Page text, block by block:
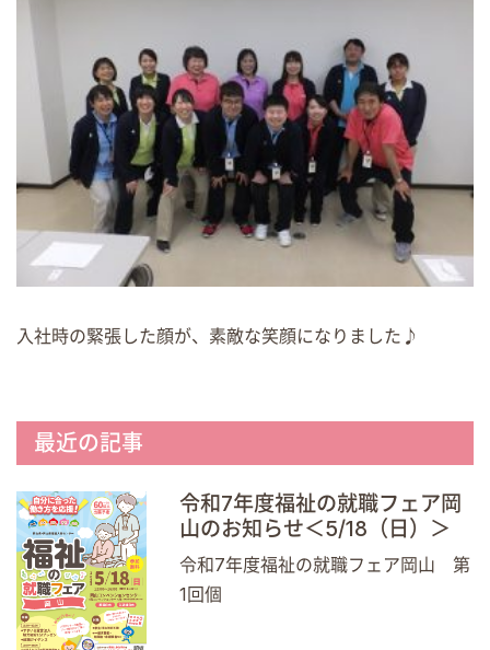
入社時の緊張した顔が、素敵な笑顔になりました♪
最近の記事
令和7年度福祉の就職フェア岡
山のお知らせ＜5/18（日）＞
令和7年度福祉の就職フェア岡山 第
1回個